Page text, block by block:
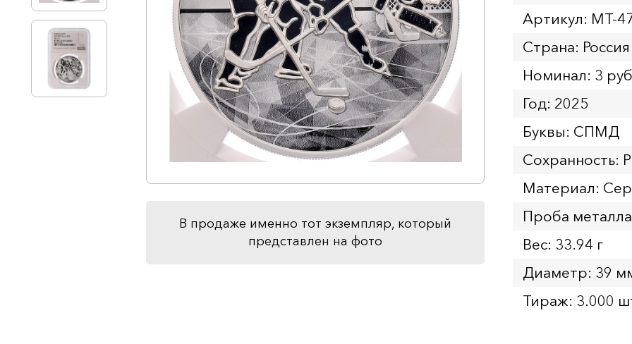
В продаже именно тот экземпляр, который
представлен на фото
Артикул: MT-
Страна: Россия
Номинал: 3
Год: 2025
Буквы: СПМД
Сохранность:
Материал:
Проба
Вес: 33.94 г
Диаметр: 39
Тираж: 3.000